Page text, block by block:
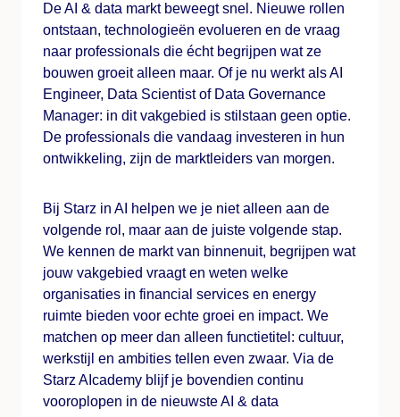
De AI & data markt beweegt snel. Nieuwe rollen
ontstaan, technologieën evolueren en de vraag
naar professionals die écht begrijpen wat ze
bouwen groeit alleen maar. Of je nu werkt als AI
Engineer, Data Scientist of Data Governance
Manager: in dit vakgebied is stilstaan geen optie.
De professionals die vandaag investeren in hun
ontwikkeling, zijn de marktleiders van morgen.
Bij Starz in AI helpen we je niet alleen aan de
volgende rol, maar aan de juiste volgende stap.
We kennen de markt van binnenuit, begrijpen wat
jouw vakgebied vraagt en weten welke
organisaties in financial services en energy
ruimte bieden voor echte groei en impact. We
matchen op meer dan alleen functietitel: cultuur,
werkstijl en ambities tellen even zwaar. Via de
Starz AIcademy blijf je bovendien continu
vooroplopen in de nieuwste AI & data